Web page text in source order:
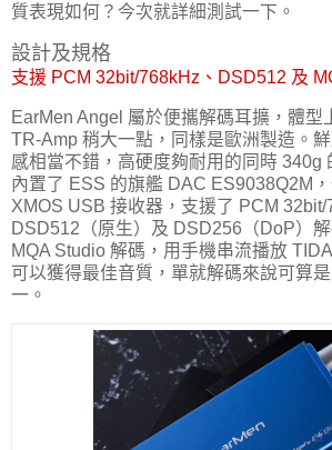
質表現如何？今次就詳細測試一下。
設計及規格
支援 PCM 32bit/768kHz、DSD512 及
EarMen Angel 屬於便攜解碼耳擴，體型
TR-Amp 稍大一點，同樣是歐洲製造。
感相當不錯，高硬度夠耐用的同時 340g
內置了 ESS 的旗艦 DAC ES9038Q2M
XMOS USB 接收器，支援了 PCM 32bit/
DSD512（原生）及 DSD256（DoP）
MQA Studio 解碼，用手機串流播放
可以獲得最佳音質，單就解碼來說可算
一。